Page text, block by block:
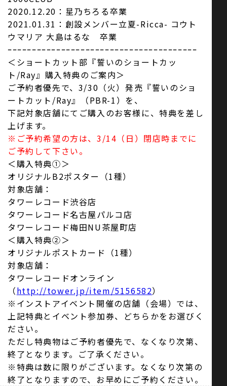
2020.12.20：星乃ちろる卒業
2021.01.31：創設メンバー立夏-Ricca- コウト
ウマリア 大島はるな 卒業
ｰｰｰｰｰｰｰｰｰｰｰｰｰｰｰｰｰｰｰｰｰｰｰｰｰｰｰｰｰｰｰｰｰｰｰｰｰｰｰ
＜ショートカット部『誓いのショートカッ
ト/Ray』購入特典のご案内＞
ご予約者優先で、3/30（火）発売『誓いのショ
ートカット/Ray』（PBR-1）を、
下記対象店舗にてご購入のお客様に、特典を差し
上げます。
※ご予約希望の方は、3/14（日）閉店時までに
ご予約して下さい。
＜購入特典①＞
オリジナルB2ポスター（1種）
対象店舗：
タワーレコード渋谷店
タワーレコード名古屋パルコ店
タワーレコード梅田NU茶屋町店
＜購入特典②＞
オリジナルポストカード（1種）
対象店舗：
タワーレコードオンライン
（http://tower.jp/item/5156582）
※インストアイベント開催の店舗（会場）では、
上記特典とイベント参加券、どちらかをお選びく
ださい。
ただし特典物はご予約者優先で、なくなり次第、
終了となります。ご了承ください。
※特典は数に限りがございます。なくなり次第の
終了となりますので、お早めにご予約ください。